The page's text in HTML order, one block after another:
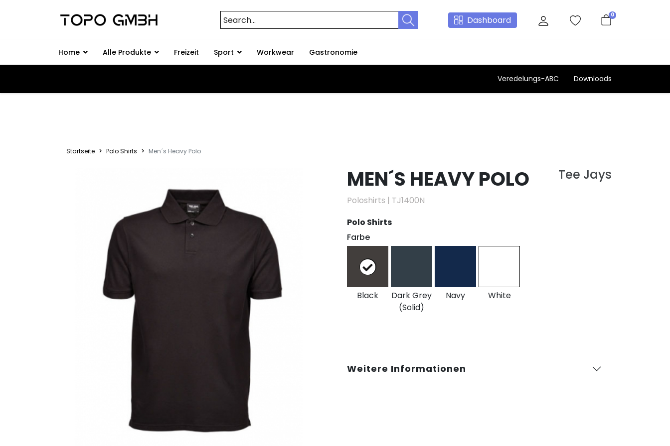
Dashboard 0
Home Alle Produkte Freizeit Sport Workwear Gastronomie
Veredelungs-ABC Downloads
Startseite Polo Shirts Men´s Heavy Polo
MEN´S HEAVY POLO Tee Jays
Poloshirts | TJ1400N
Polo Shirts
Farbe
Black
Dark Grey
(Solid)
Navy White
Weitere Informationen